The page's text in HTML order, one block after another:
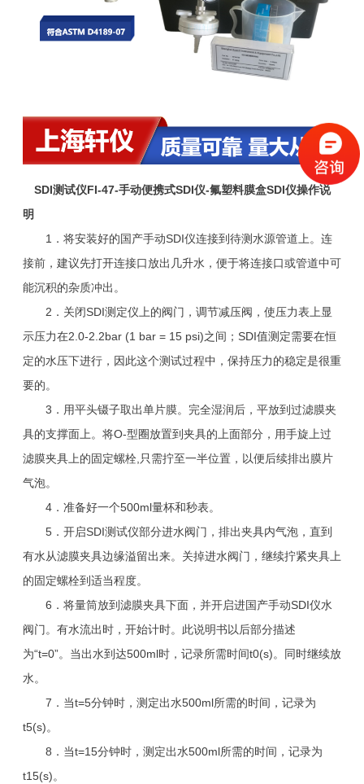
SDI测试仪FI-47-手动便携式SDI仪-氟塑料膜盒SDI仪操作说
明
1．将安装好的国产手动SDI仪连接到待测水源管道上。连
接前，建议先打开连接口放出几升水，便于将连接口或管道中可
能沉积的杂质冲出。
2．关闭SDI测定仪上的阀门，调节减压阀，使压力表上显
示压力在2.0-2.2bar (1 bar = 15 psi)之间；SDI值测定需要在恒
定的水压下进行，因此这个测试过程中，保持压力的稳定是很重
要的。
3．用平头镊子取出单片膜。完全湿润后，平放到过滤膜夹
具的支撑面上。将O-型圈放置到夹具的上面部分，用手旋上过
滤膜夹具上的固定螺栓,只需拧至一半位置，以便后续排出膜片
气泡。
4．准备好一个500ml量杯和秒表。
5．开启SDI测试仪部分进水阀门，排出夹具内气泡，直到
有水从滤膜夹具边缘溢留出来。关掉进水阀门，继续拧紧夹具上
的固定螺栓到适当程度。
6．将量筒放到滤膜夹具下面，并开启进国产手动SDI仪水
阀门。有水流出时，开始计时。此说明书以后部分描述
为“t=0”。当出水到达500ml时，记录所需时间t0(s)。同时继续放
水。
7．当t=5分钟时，测定出水500ml所需的时间，记录为
t5(s)。
8．当t=15分钟时，测定出水500ml所需的时间，记录为
t15(s)。